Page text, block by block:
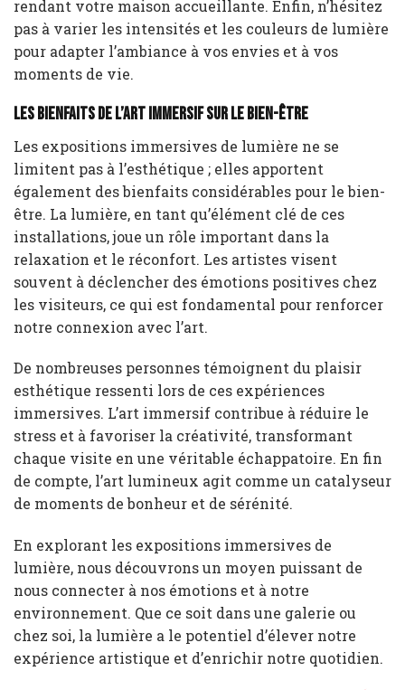
rendant votre maison accueillante. Enfin, n’hésitez
pas à varier les intensités et les couleurs de lumière
pour adapter l’ambiance à vos envies et à vos
moments de vie.
Les bienfaits de l’art immersif sur le bien-être
Les expositions immersives de lumière ne se
limitent pas à l’esthétique ; elles apportent
également des bienfaits considérables pour le bien-
être. La lumière, en tant qu’élément clé de ces
installations, joue un rôle important dans la
relaxation et le réconfort. Les artistes visent
souvent à déclencher des émotions positives chez
les visiteurs, ce qui est fondamental pour renforcer
notre connexion avec l’art.
De nombreuses personnes témoignent du plaisir
esthétique ressenti lors de ces expériences
immersives. L’art immersif contribue à réduire le
stress et à favoriser la créativité, transformant
chaque visite en une véritable échappatoire. En fin
de compte, l’art lumineux agit comme un catalyseur
de moments de bonheur et de sérénité.
En explorant les expositions immersives de
lumière, nous découvrons un moyen puissant de
nous connecter à nos émotions et à notre
environnement. Que ce soit dans une galerie ou
chez soi, la lumière a le potentiel d’élever notre
expérience artistique et d’enrichir notre quotidien.